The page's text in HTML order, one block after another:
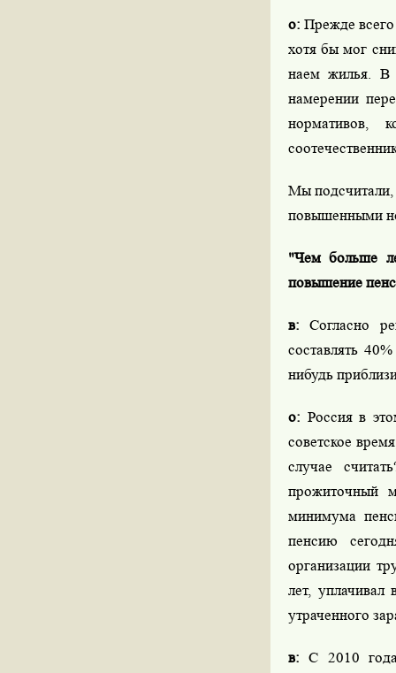
о: Прежде
хотя бы мог
наем жилья. В
намерении
нормативов,
Мы подсчитали,
повышенными
"Чем больше
повышение
в: Согласно
составлять
нибудь
о: Россия в
советское
случае
прожиточный
минимума
пенсию
организации
лет,
утраченного
в: С 2010